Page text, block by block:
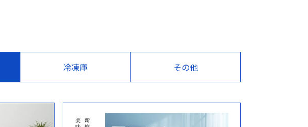
冷凍庫 その他